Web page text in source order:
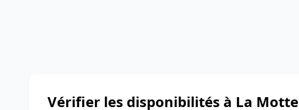
Vérifier les disponibilités à La Motte